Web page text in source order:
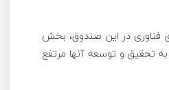
فناوری در این صندوق، بخش
به تحقیق و توسعه آنها مرتفع